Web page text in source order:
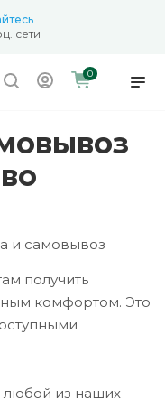
сети
0
и самовывоз
получить
комфортом. Это
любой из наших